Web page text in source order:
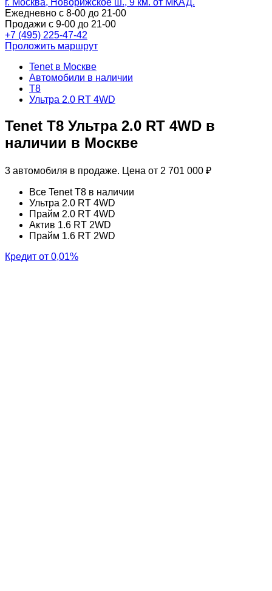
г. Москва, Новорижское ш., 9 км. от МКАД.
Ежедневно с 8-00 до 21-00
Продажи с 9-00 до 21-00
+7 (495) 225-47-42
Проложить маршрут
Tenet в Москве
Автомобили в наличии
T8
Ультра 2.0 RT 4WD
Tenet T8 Ультра 2.0 RT 4WD в
наличии в Москве
3 автомобиля в продаже. Цена от 2 701 000 ₽
Все Tenet T8 в наличии
Ультра 2.0 RT 4WD
Прайм 2.0 RT 4WD
Актив 1.6 RT 2WD
Прайм 1.6 RT 2WD
Кредит от 0,01%